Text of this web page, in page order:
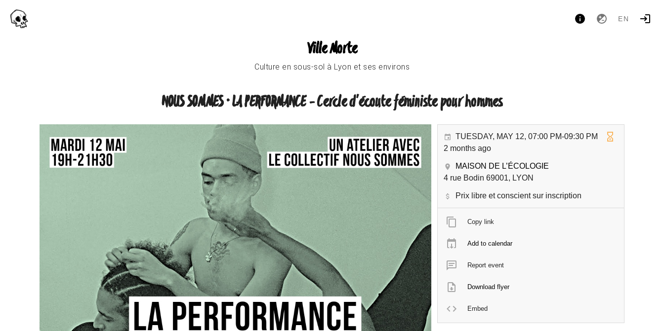
EN
Ville Morte
Culture en sous-sol à Lyon et ses environs
NOUS SOMMES · LA PERFORMANCE - Cercle d'écoute féministe pour hommes
TUESDAY, MAY 12, 07:00 PM-09:30 PM
2 months ago
MAISON DE L’ÉCOLOGIE
4 rue Bodin 69001, LYON
Prix libre et conscient sur inscription
Copy link
Add to calendar
Report event
Download flyer
Embed